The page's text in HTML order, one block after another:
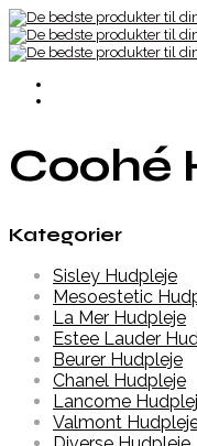
Coohé
Kategorier
Sisley Hudpleje
Mesoestetic
La Mer Hudpleje
Estee Lauder
Beurer Hudpleje
Chanel Hudpleje
Lancome
Valmont